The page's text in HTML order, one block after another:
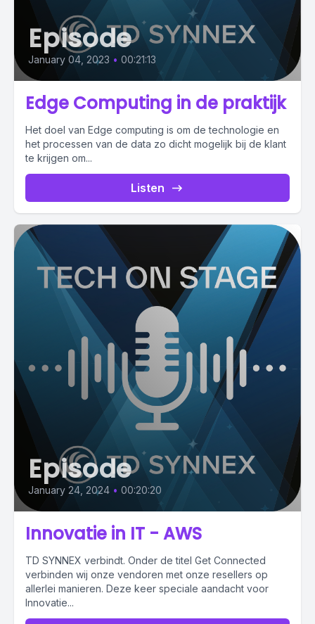
Episode
January 04, 2023 • 00:21:13
Edge Computing in de praktijk
Het doel van Edge computing is om de technologie en
het processen van de data zo dicht mogelijk bij de klant
te krijgen om...
Listen
Episode
January 24, 2024 • 00:20:20
Innovatie in IT - AWS
TD SYNNEX verbindt. Onder de titel Get Connected
verbinden wij onze vendoren met onze resellers op
allerlei manieren. Deze keer speciale aandacht voor
Innovatie...